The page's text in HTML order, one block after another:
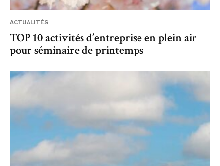
ACTUALITÉS
TOP 10 activités d’entreprise en plein air
pour séminaire de printemps